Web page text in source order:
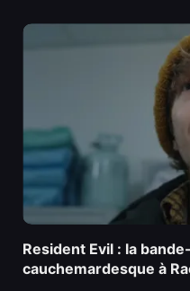
Resident Evil : la
cauchemardesque à